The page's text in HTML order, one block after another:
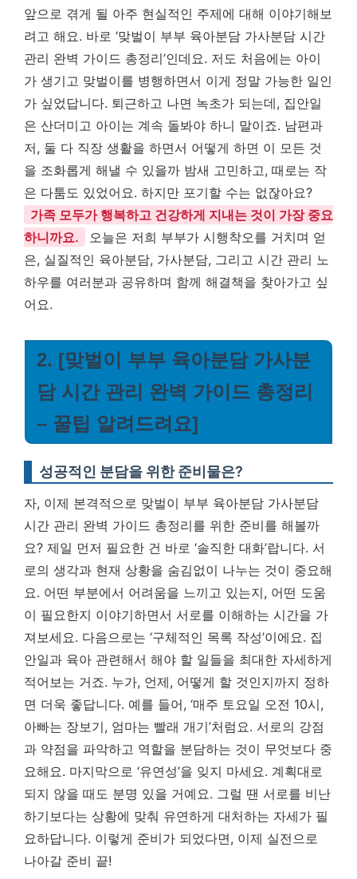
앞으로 겪게 될 아주 현실적인 주제에 대해 이야기해보
려고 해요. 바로 ‘맞벌이 부부 육아분담 가사분담 시간
관리 완벽 가이드 총정리’인데요. 저도 처음에는 아이
가 생기고 맞벌이를 병행하면서 이게 정말 가능한 일인
가 싶었답니다. 퇴근하고 나면 녹초가 되는데, 집안일
은 산더미고 아이는 계속 돌봐야 하니 말이죠. 남편과
저, 둘 다 직장 생활을 하면서 어떻게 하면 이 모든 것
을 조화롭게 해낼 수 있을까 밤새 고민하고, 때로는 작
은 다툼도 있었어요. 하지만 포기할 수는 없잖아요?
가족 모두가 행복하고 건강하게 지내는 것이 가장 중요
하니까요.
오늘은 저희 부부가 시행착오를 거치며 얻
은, 실질적인 육아분담, 가사분담, 그리고 시간 관리 노
하우를 여러분과 공유하며 함께 해결책을 찾아가고 싶
어요.
2. [맞벌이 부부 육아분담 가사분
담 시간 관리 완벽 가이드 총정리
– 꿀팁 알려드려요]
성공적인 분담을 위한 준비물은?
자, 이제 본격적으로 맞벌이 부부 육아분담 가사분담
시간 관리 완벽 가이드 총정리를 위한 준비를 해볼까
요? 제일 먼저 필요한 건 바로 ‘솔직한 대화’랍니다. 서
로의 생각과 현재 상황을 숨김없이 나누는 것이 중요해
요. 어떤 부분에서 어려움을 느끼고 있는지, 어떤 도움
이 필요한지 이야기하면서 서로를 이해하는 시간을 가
져보세요. 다음으로는 ‘구체적인 목록 작성’이에요. 집
안일과 육아 관련해서 해야 할 일들을 최대한 자세하게
적어보는 거죠. 누가, 언제, 어떻게 할 것인지까지 정하
면 더욱 좋답니다. 예를 들어, ‘매주 토요일 오전 10시,
아빠는 장보기, 엄마는 빨래 개기’처럼요. 서로의 강점
과 약점을 파악하고 역할을 분담하는 것이 무엇보다 중
요해요. 마지막으로 ‘유연성’을 잊지 마세요. 계획대로
되지 않을 때도 분명 있을 거예요. 그럴 땐 서로를 비난
하기보다는 상황에 맞춰 유연하게 대처하는 자세가 필
요하답니다. 이렇게 준비가 되었다면, 이제 실전으로
나아갈 준비 끝!